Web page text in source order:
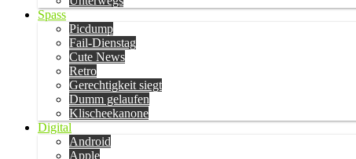
Spass
Picdump
Fail-Dienstag
Cute News
Retro
Gerechtigkeit siegt
Dumm gelaufen
Klischeekanone
Digital
Android
Apple